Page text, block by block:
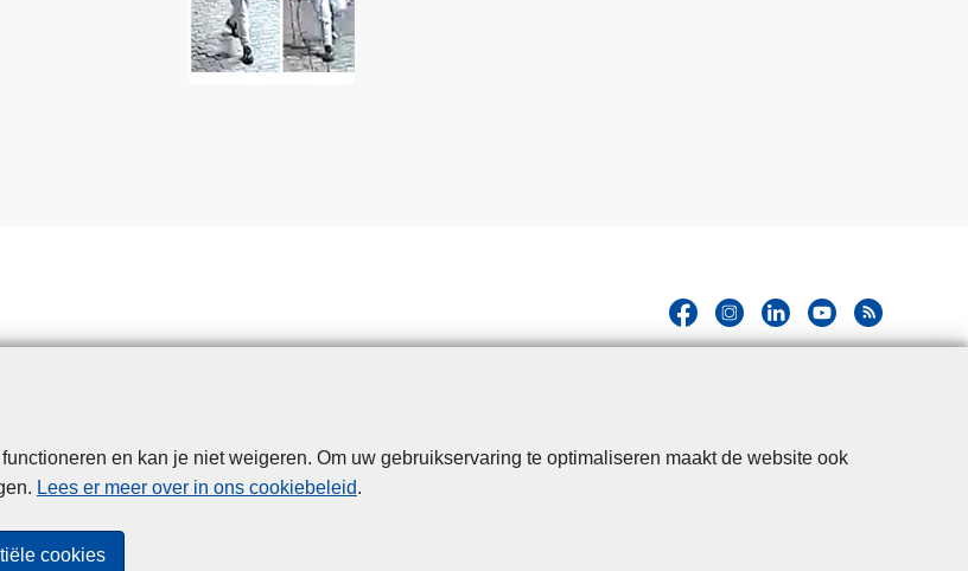
en kan je niet weigeren. Om uw gebruikservaring te optimaliseren maakt de website ook
Lees er meer over in ons cookiebeleid.
cookies
Privacy Cookies Toegankelijkheid
© 2026 Politie.be